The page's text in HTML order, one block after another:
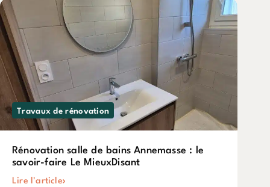
Travaux de rénovation
Rénovation salle de bains Annemasse : le
savoir-faire Le MieuxDisant
Lire l'article